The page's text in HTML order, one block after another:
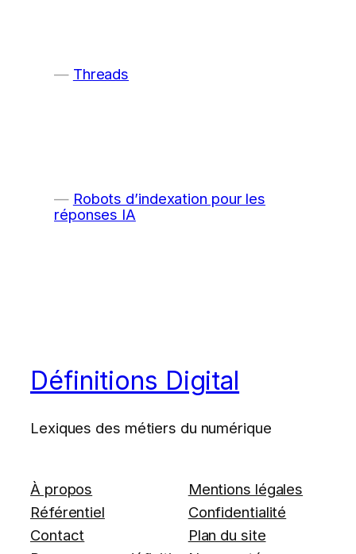
Threads
Robots d’indexation pour les
réponses IA
Définitions Digital
Lexiques des métiers du numérique
À propos
Référentiel
Contact
Mentions légales
Confidentialité
Plan du site